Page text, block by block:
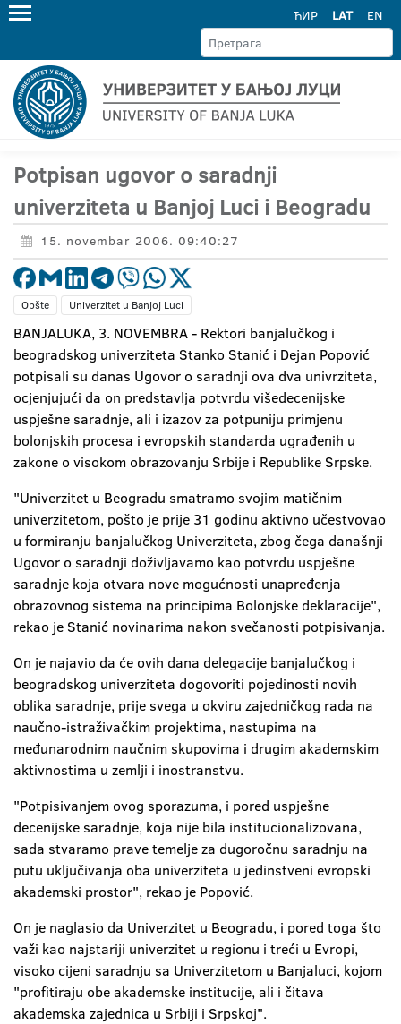
ЋИР LAT EN
Potpisan ugovor o saradnji
univerziteta u Banjoj Luci i Beogradu
15. novembar 2006. 09:40:27
Opšte Univerzitet u Banjoj Luci
BANJALUKA, 3. NOVEMBRA - Rektori banjalučkog i
beogradskog univerziteta Stanko Stanić i Dejan Popović
potpisali su danas Ugovor o saradnji ova dva univrziteta,
ocjenjujući da on predstavlja potvrdu višedecenijske
uspješne saradnje, ali i izazov za potpuniju primjenu
bolonjskih procesa i evropskih standarda ugrađenih u
zakone o visokom obrazovanju Srbije i Republike Srpske.
"Univerzitet u Beogradu smatramo svojim matičnim
univerzitetom, pošto je prije 31 godinu aktivno učestvovao
u formiranju banjalučkog Univerziteta, zbog čega današnji
Ugovor o saradnji doživljavamo kao potvrdu uspješne
saradnje koja otvara nove mogućnosti unapređenja
obrazovnog sistema na principima Bolonjske deklaracije",
rekao je Stanić novinarima nakon svečanosti potpisivanja.
On je najavio da će ovih dana delegacije banjalučkog i
beogradskog univerziteta dogovoriti pojedinosti novih
oblika saradnje, prije svega u okviru zajedničkog rada na
naučno-istraživačkim projektima, nastupima na
međunarodnim naučnim skupovima i drugim akademskim
aktivnostima u zemlji i inostranstvu.
"Potpisivanjem ovog sporazuma, i pored uspješne
decenijske saradnje, koja nije bila institucionalizovana,
sada stvaramo prave temelje za dugoročnu saradnju na
putu uključivanja oba univerziteta u jedinstveni evropski
akademski prostor", rekao je Popović.
On je naglasio da Univerzitet u Beogradu, i pored toga što
važi kao najstariji univerzitet u regionu i treći u Evropi,
visoko cijeni saradnju sa Univerzitetom u Banjaluci, kojom
"profitiraju obe akademske institucije, ali i čitava
akademska zajednica u Srbiji i Srpskoj".